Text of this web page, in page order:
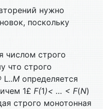
нужно
поскольку
числом строго
что строго
L..M определяется
1£ F(1)< … < F(N)
строго монотонная